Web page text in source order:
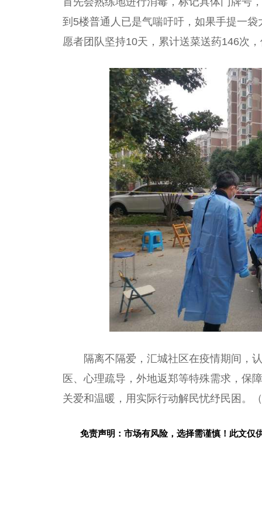
到5楼普通人已是气喘吁吁，如果手提一
愿者团队坚持10天，累计送菜送药146次
隔离不隔爱，汇城社区在疫情期间，
医、心理疏导，外地返郑等特殊需求，保
关爱和温暖，用实际行动解民忧纾民困。
免责声明：市场有风险，选择需谨慎！此文仅